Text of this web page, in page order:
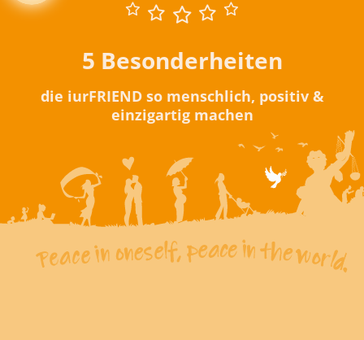
5 Besonderheiten
die iurFRIEND so menschlich, positiv &
einzigartig machen